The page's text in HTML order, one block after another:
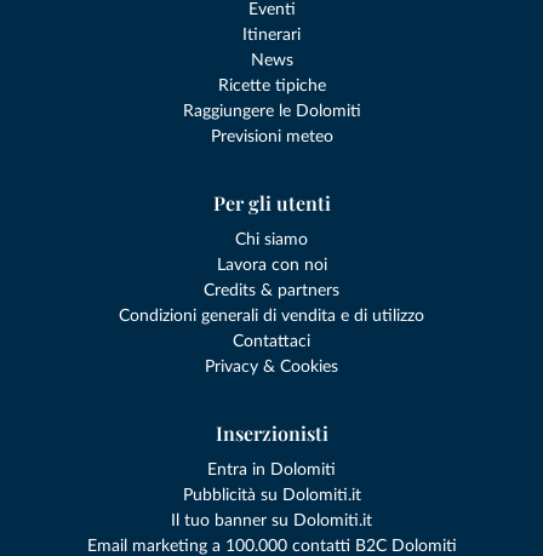
Eventi
Itinerari
News
Ricette tipiche
Raggiungere le Dolomiti
Previsioni meteo
Per gli utenti
Chi siamo
Lavora con noi
Credits & partners
Condizioni generali di vendita e di utilizzo
Contattaci
Privacy & Cookies
Inserzionisti
Entra in Dolomiti
Pubblicità su Dolomiti.it
Il tuo banner su Dolomiti.it
Email marketing a 100.000 contatti B2C Dolomiti